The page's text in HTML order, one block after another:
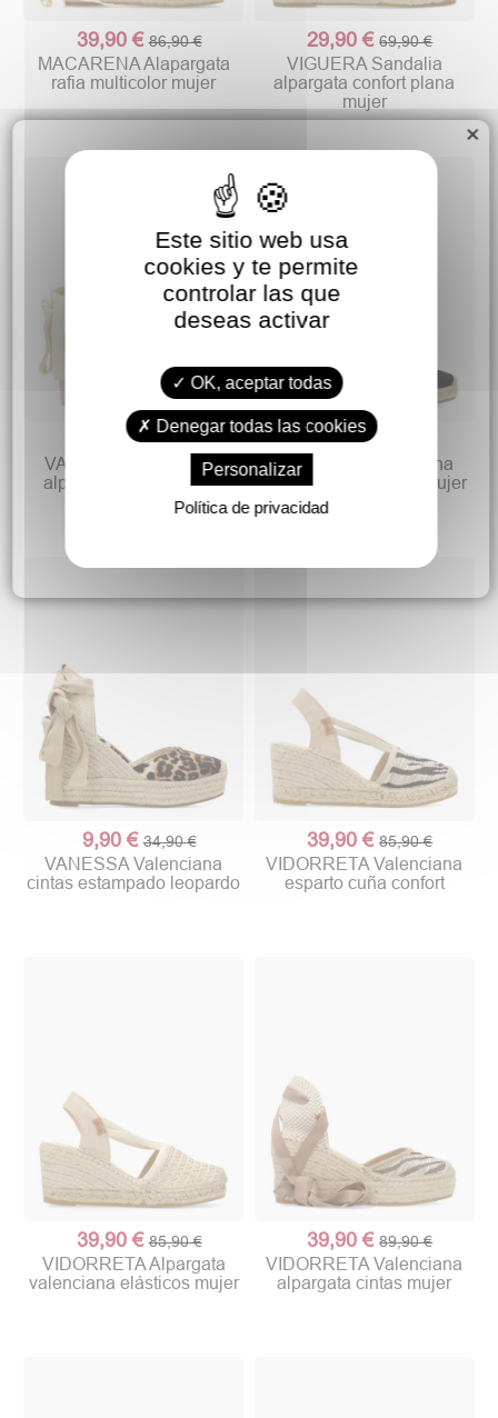
39,90 € 86,90 €
MACARENA Alapargata
rafia multicolor mujer
29,90 € 69,90 €
VIGUERA Sandalia
alpargata confort plana
mujer
9,90 € 39,90 €
VANESSA Valenciana
alpargata cuña esparto
15,00 €
VANESSA Valenciana
alpargata cuña baja mujer
9,90 € 34,90 €
VANESSA Valenciana
cintas estampado leopardo
39,90 € 85,90 €
VIDORRETA Valenciana
esparto cuña confort
39,90 € 85,90 €
VIDORRETA Alpargata
valenciana elásticos mujer
39,90 € 89,90 €
VIDORRETA Valenciana
alpargata cintas mujer
×
Este sitio web usa
cookies y te permite
controlar las que
deseas activar
OK, aceptar todas
Denegar todas las cookies
Personalizar
Política de privacidad